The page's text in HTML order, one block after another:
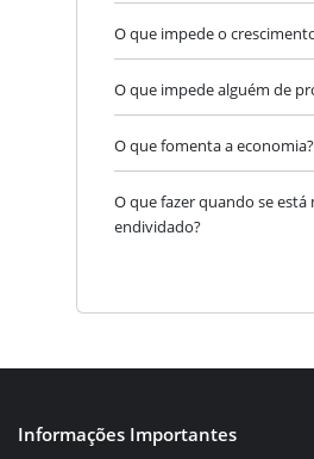
O que impede o
O que impede alguém de
O que fomenta a economia?
O que fazer quando se está
endividado?
Informações Importantes